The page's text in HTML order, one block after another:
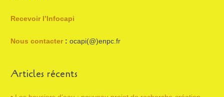
r
h
r
Recevoir l’Infocapi
Nous contacter :ocapi(@)enpc.fr
Articles récents